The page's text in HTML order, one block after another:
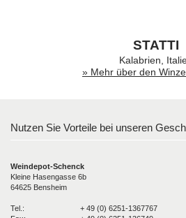
STATTI
Kalabrien,
» Mehr über den
Nutzen Sie Vorteile bei unseren
Weindepot-Schenck
Kleine Hasengasse 6b
64625 Bensheim
Tel.:
+ 49 (0) 6251-1367767